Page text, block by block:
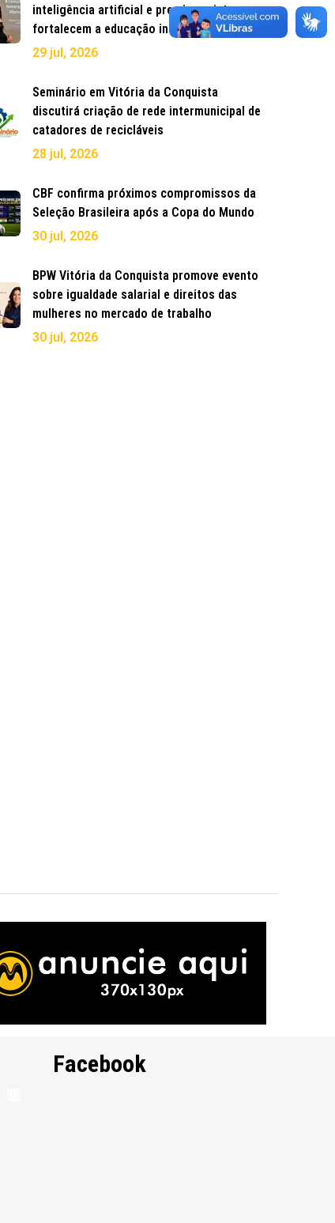
inteligência artificial e premia projetos que
fortalecem a educação inclusiva
29 jul, 2026
Seminário em Vitória da Conquista
discutirá criação de rede intermunicipal de
catadores de recicláveis
28 jul, 2026
CBF confirma próximos compromissos da
Seleção Brasileira após a Copa do Mundo
30 jul, 2026
BPW Vitória da Conquista promove evento
sobre igualdade salarial e direitos das
mulheres no mercado de trabalho
30 jul, 2026
Facebook